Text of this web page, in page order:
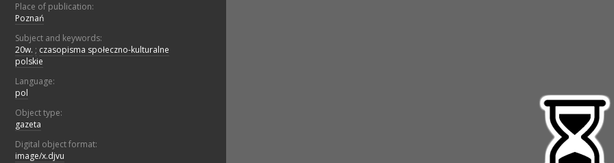
Place of publication:
Poznań
Subject and keywords:
20w. ; czasopisma społeczno-kulturalne
polskie
Language:
pol
Object type:
gazeta
Digital object format:
image/x.djvu